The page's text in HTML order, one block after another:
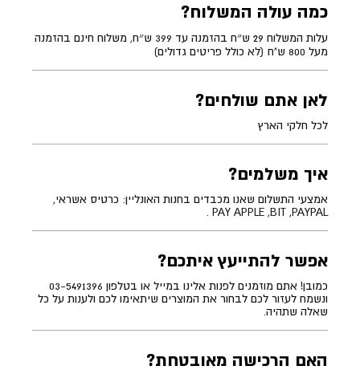
כמה עולה המשלוח?
עלות המשלוח 29 ש״ח בהזמנה עד 399 ש״ח, משלוח חינם בהזמנה
מעל 800 ש"ח (לא כולל פריטים גדולים)
לאן אתם שולחים?
לכל חלקי הארץ
איך משלמים?
אמצעי התשלום שאנו מכבדים בחנות האונליין: כרטיס אשראי,
PAY APPLE ,BIT ,PAYPAL .
אפשר להתייעץ איתכם?
כמובן! אתם מוזמנים לפנות אלינו במייל או בטלפון 03-5491396
ונשמח לעזור לכם לבחור את המוצרים שיתאימו לכם ולענות על כל
שאלה שתהיה.
האם הרכישה מאובטחת?